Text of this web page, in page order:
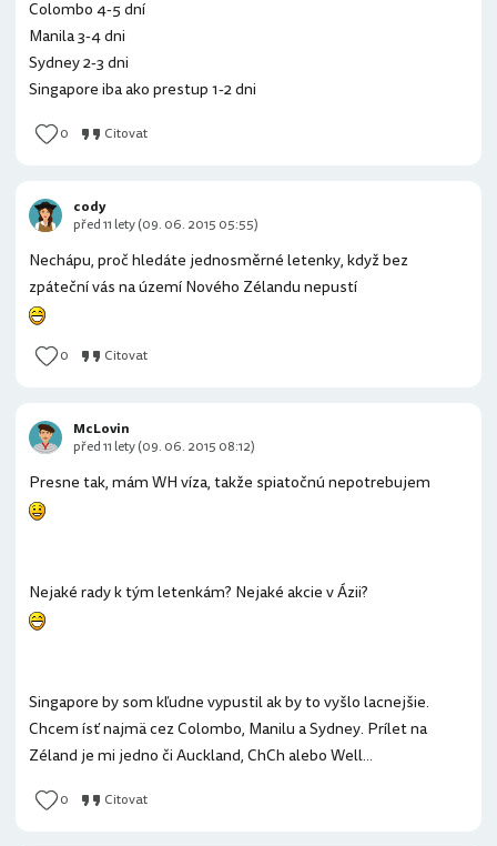
Colombo 4-5 dní
Manila 3-4 dni
Sydney 2-3 dni
Singapore iba ako prestup 1-2 dni
0 Citovat
Nechápu, proč hledáte jednosměrné letenky, když bez
zpáteční vás na území Nového Zélandu nepustí
0 Citovat
cody
před 11 lety (09. 06. 2015 05:55)
Presne tak, mám WH víza, takže spiatočnú nepotrebujem
Nejaké rady k tým letenkám? Nejaké akcie v Ázii?
Singapore by som kľudne vypustil ak by to vyšlo lacnejšie.
Chcem ísť najmä cez Colombo, Manilu a Sydney. Prílet na
Zéland je mi jedno či Auckland, ChCh alebo Well...
0 Citovat
McLovin
před 11 lety (09. 06. 2015 08:12)